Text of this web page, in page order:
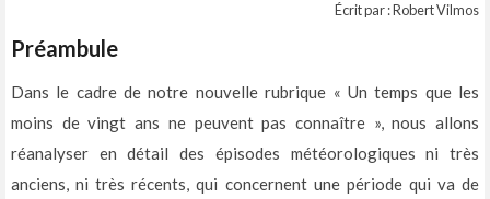
Écrit par : Robert Vilmos
Préambule
Dans le cadre de notre nouvelle rubrique « Un temps que les
moins de vingt ans ne peuvent pas connaître », nous allons
réanalyser en détail des épisodes météorologiques ni très
anciens, ni très récents, qui concernent une période qui va de